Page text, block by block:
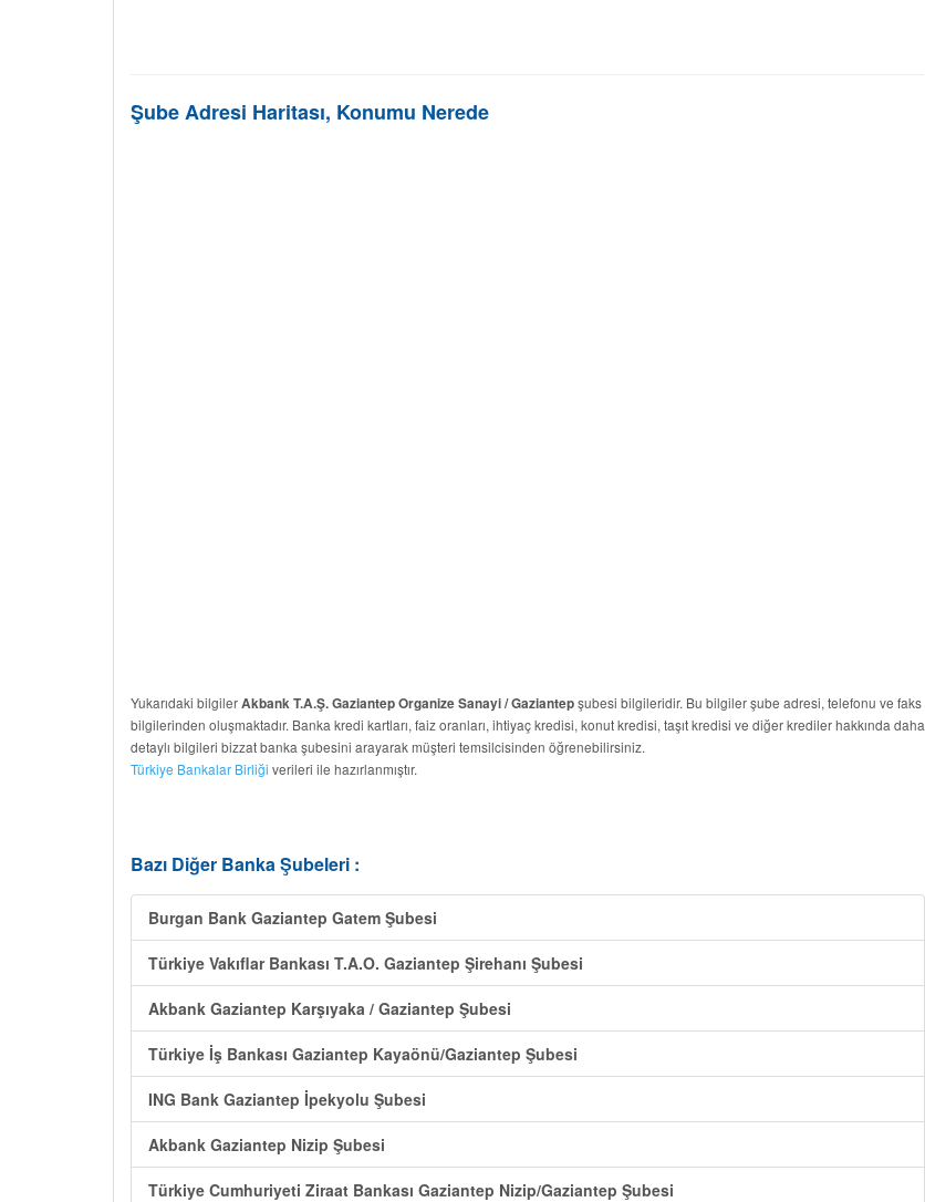
Şube Adresi Haritası, Konumu Nerede
Yukarıdaki bilgilerAkbank T.A.Ş. Gaziantep Organize Sanayi / Gaziantepşubesi bilgileridir. Bu bilgiler şube adresi, telefonu ve faks
bilgilerinden oluşmaktadır. Banka kredi kartları, faiz oranları, ihtiyaç kredisi, konut kredisi, taşıt kredisi ve diğer krediler hakkında daha
detaylı bilgileri bizzat banka şubesini arayarak müşteri temsilcisinden öğrenebilirsiniz.
Türkiye Bankalar Birliği verileri ile hazırlanmıştır.
Bazı Diğer Banka Şubeleri :
Burgan Bank Gaziantep Gatem Şubesi
Türkiye Vakıflar Bankası T.A.O. Gaziantep Şirehanı Şubesi
Akbank Gaziantep Karşıyaka / Gaziantep Şubesi
Türkiye İş Bankası Gaziantep Kayaönü/Gaziantep Şubesi
ING Bank Gaziantep İpekyolu Şubesi
Akbank Gaziantep Nizip Şubesi
Türkiye Cumhuriyeti Ziraat Bankası Gaziantep Nizip/Gaziantep Şubesi